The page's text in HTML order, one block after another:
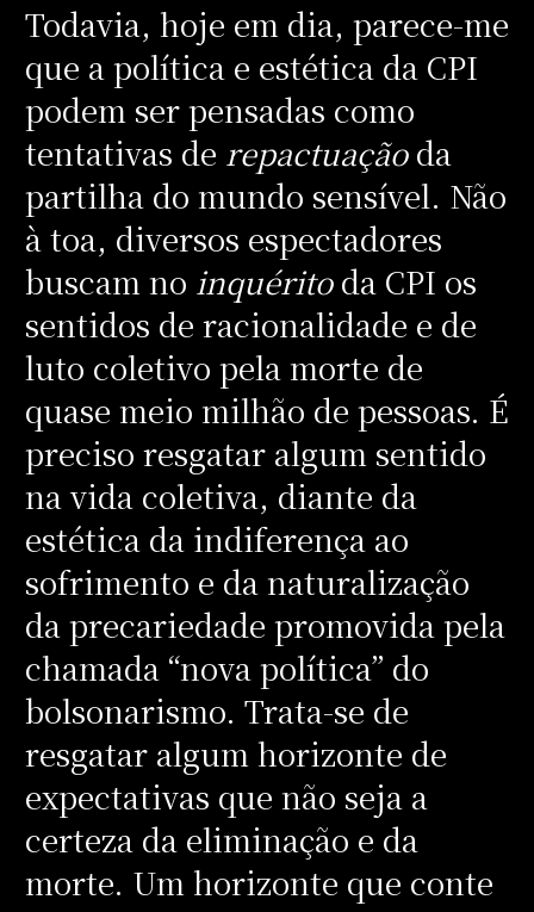
Todavia, hoje em dia, parece-me
que a política e estética da CPI
podem ser pensadas como
tentativas de repactuaçãoda
partilha do mundo sensível. Não
à toa, diversos espectadores
buscam no inquéritoda CPI os
sentidos de racionalidade e de
luto coletivo pela morte de
quase meio milhão de pessoas. É
preciso resgatar algum sentido
na vida coletiva, diante da
estética da indiferença ao
sofrimento e da naturalização
da precariedade promovida pela
chamada “nova política” do
bolsonarismo. Trata-se de
resgatar algum horizonte de
expectativas que não seja a
certeza da eliminação e da
morte. Um horizonte que conte